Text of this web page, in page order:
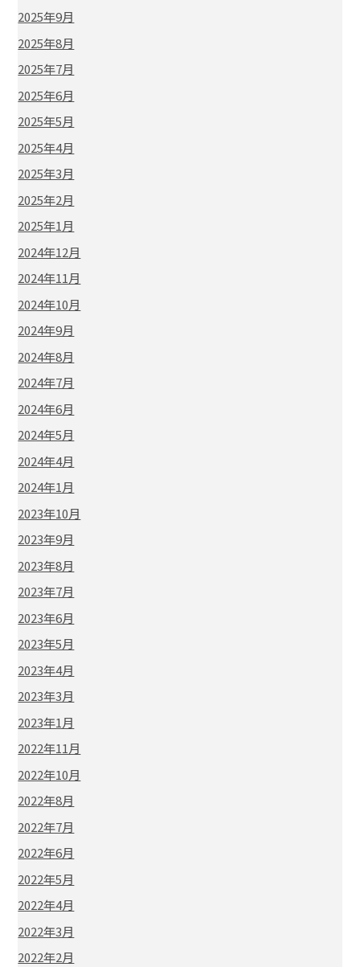
2025年9月
2025年8月
2025年7月
2025年6月
2025年5月
2025年4月
2025年3月
2025年2月
2025年1月
2024年12月
2024年11月
2024年10月
2024年9月
2024年8月
2024年7月
2024年6月
2024年5月
2024年4月
2024年1月
2023年10月
2023年9月
2023年8月
2023年7月
2023年6月
2023年5月
2023年4月
2023年3月
2023年1月
2022年11月
2022年10月
2022年8月
2022年7月
2022年6月
2022年5月
2022年4月
2022年3月
2022年2月